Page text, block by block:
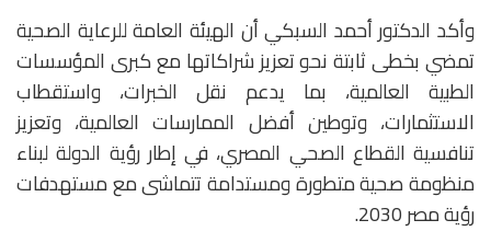
وأكد الدكتور أحمد السبكي أن الهيئة العامة للرعاية الصحية
تمضي بخطى ثابتة نحو تعزيز شراكاتها مع كبرى المؤسسات
الطبية العالمية، بما يدعم نقل الخبرات، واستقطاب
الاستثمارات، وتوطين أفضل الممارسات العالمية، وتعزيز
تنافسية القطاع الصحي المصري، في إطار رؤية الدولة لبناء
منظومة صحية متطورة ومستدامة تتماشى مع مستهدفات
رؤية مصر 2030.